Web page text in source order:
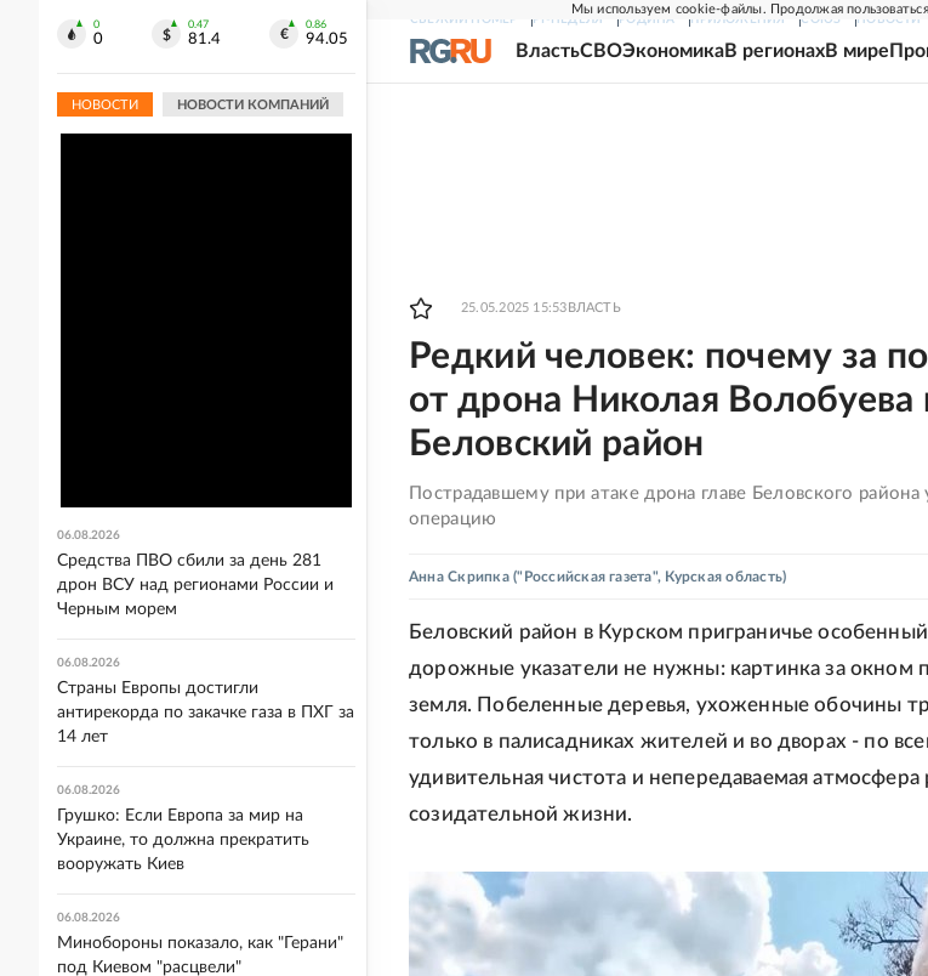
Мы используем cookie-файлы. Продолжая
СВЕЖИЙ НОМЕР РГ-НЕДЕЛЯ РОДИНА ПРИЛОЖЕНИЯ СОЮЗ НОВОСТИ
ВластьСВОЭкономикаВ регионахВ мире
25.05.2025 15:53 ВЛАСТЬ
Редкий человек: почему за
от дрона Николая Волобуева
Беловский район
Пострадавшему при атаке дрона главе Беловского
операцию
Анна Скрипка("Российская газета", Курская область)
Беловский район в Курском приграничье
дорожные указатели не нужны: картинка за окном
земля. Побеленные деревья, ухоженные обочины
только в палисадниках жителей и во дворах - по
удивительная чистота и непередаваемая
созидательной жизни.
0
0
0.47
81.4
0.86
94.05
НОВОСТИ НОВОСТИ КОМПАНИЙ
06.08.2026
Средства ПВО сбили за день 281
дрон ВСУ над регионами России и
Черным морем
06.08.2026
Страны Европы достигли
антирекорда по закачке газа в ПХГ за
14 лет
06.08.2026
Грушко: Если Европа за мир на
Украине, то должна прекратить
вооружать Киев
06.08.2026
Минобороны показало, как "Герани"
под Киевом "расцвели"